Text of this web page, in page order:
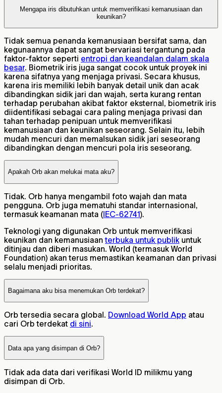
Mengapa iris dibutuhkan untuk memverifikasi kemanusiaan dan
keunikan?
Tidak semua penanda kemanusiaan bersifat sama, dan
kegunaannya dapat sangat bervariasi tergantung pada
faktor-faktor seperti entropi dan keandalan dalam skala
besar. Biometrik iris juga sangat cocok untuk proyek ini
karena sifatnya yang menjaga privasi. Secara khusus,
karena iris memiliki lebih banyak detail unik dan acak
dibandingkan sidik jari dan wajah, serta kurang rentan
terhadap perubahan akibat faktor eksternal, biometrik iris
diidentifikasi sebagai cara paling menjaga privasi dan
tahan terhadap penipuan untuk memverifikasi
kemanusiaan dan keunikan seseorang. Selain itu, lebih
mudah mencuri dan memalsukan sidik jari seseorang
dibandingkan dengan mencuri pola iris seseorang.
Apakah Orb akan melukai mata aku?
Tidak. Orb hanya mengambil foto wajah dan mata
pengguna. Orb juga mematuhi standar internasional,
termasuk keamanan mata (IEC-62741).
Teknologi yang digunakan Orb untuk memverifikasi
keunikan dan kemanusiaanterbuka untuk publik untuk
ditinjau dan diberi masukan. World (termasuk World
Foundation) akan terus memastikan keamanan dan privasi
selalu menjadi prioritas.
Bagaimana aku bisa menemukan Orb terdekat?
Orb tersedia secara global. Download World App atau
cari Orb terdekat di sini.
Data apa yang disimpan di Orb?
Tidak ada data dari verifikasi World ID milikmu yang
disimpan di Orb.